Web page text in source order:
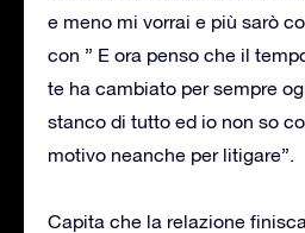
e meno mi vorrai e più sarò
con ” E ora penso che il
te ha cambiato per sempre
stanco di tutto ed io non so
motivo neanche per litigare”.
Capita che la relazione